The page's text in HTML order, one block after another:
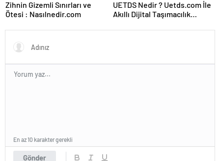
Zihnin Gizemli Sınırları ve
Ötesi : Nasılnedir.com
UETDS Nedir ? Uetds.com İle
Akıllı Dijital Taşımacılık
Gönder
En az 10 karakter gerekli